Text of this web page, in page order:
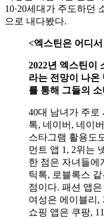
10·20세대가 주도하던
으로 내다봤다.
<엑스틴은 어디
2022년 엑스틴이
라는 전망이 나온
를 통해 그들의
40대 남녀가 주로
톡, 네이버, 네이
스타그램 활용도
먼트 앱 1, 2위는
한 점은 자녀들에
틱톡, 로블록스
점이다. 패션 앱
여성은 에이블리,
쇼핑 앱은 쿠팡,